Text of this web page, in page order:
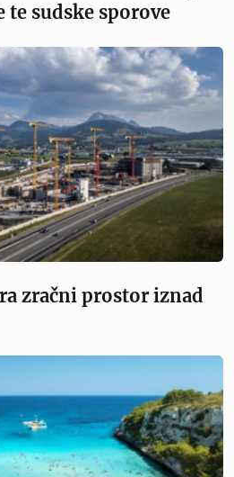
te sudske sporove
zračni prostor iznad